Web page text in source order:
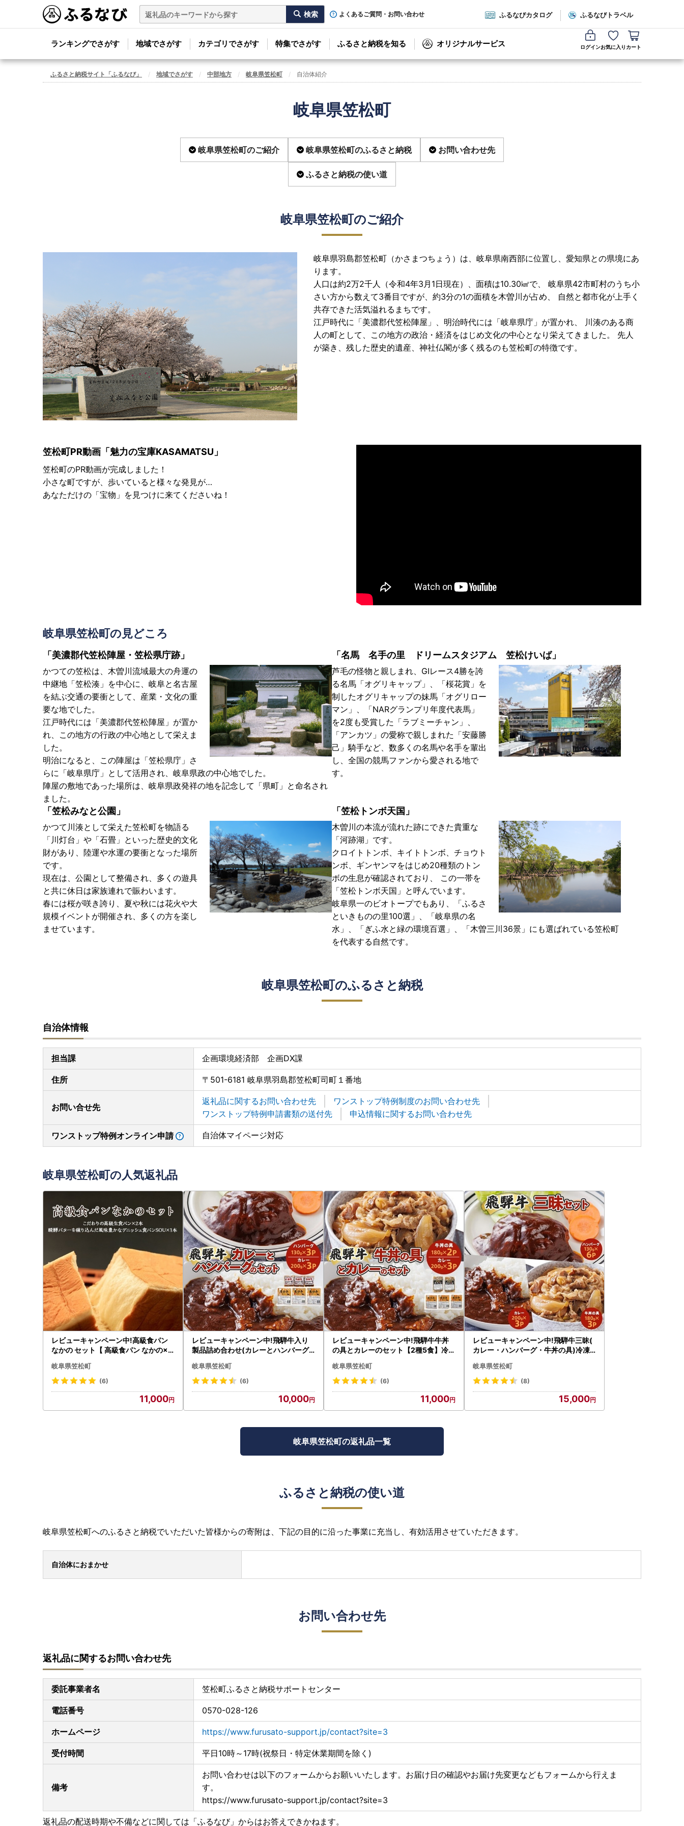
よくあるご質問・お問い合わせ ふるなびカタログ ふるなびトラベル
ランキングでさがす 地域でさがす カテゴリでさがす 特集でさがす ふるさと納税を知る オリジナルサービス ログインお気に入り カート
ふるさと納税サイト「ふるなび」 地域でさがす 中部地方 岐阜県笠松町 自治体紹介
岐阜県笠松町
岐阜県笠松町のご紹介 岐阜県笠松町のふるさと納税 お問い合わせ先
ふるさと納税の使い道
岐阜県笠松町のご紹介
岐阜県羽島郡笠松町（かさまつちょう）は、岐阜県南西部に位置し、愛知県との県境にあ
ります。
人口は約2万2千人（令和4年3月1日現在）、面積は10.30㎢で、 岐阜県42市町村のうち小
さい方から数えて3番目ですが、約3分の1の面積を木曽川が占め、 自然と都市化が上手く
共存できた活気溢れるまちです。
江戸時代に「美濃郡代笠松陣屋」、明治時代には「岐阜県庁」が置かれ、 川湊のある商
人の町として、この地方の政治・経済をはじめ文化の中心となり栄えてきました。 先人
が築き、残した歴史的遺産、神社仏閣が多く残るのも笠松町の特徴です。
笠松町PR動画「魅力の宝庫KASAMATSU」
笠松町のPR動画が完成しました！
小さな町ですが、歩いていると様々な発見が…
あなただけの「宝物」を見つけに来てくださいね！
岐阜県笠松町の見どころ
「美濃郡代笠松陣屋・笠松県庁跡」
かつての笠松は、木曽川流域最大の舟運の
中継地「笠松湊」を中心に、岐阜と名古屋
を結ぶ交通の要衝として、産業・文化の重
要な地でした。
江戸時代には「美濃郡代笠松陣屋」が置か
れ、この地方の行政の中心地として栄えま
した。
明治になると、この陣屋は「笠松県庁」さ
らに「岐阜県庁」として活用され、岐阜県政の中心地でした。
陣屋の敷地であった場所は、岐阜県政発祥の地を記念して「県町」と命名され
ました。
「名馬 名手の里 ドリームスタジアム 笠松けいば」
芦毛の怪物と親しまれ、GIレース4勝を誇
る名馬「オグリキャップ」、「桜花賞」を
制したオグリキャップの妹馬「オグリロー
マン」、「NARグランプリ年度代表馬」
を2度も受賞した「ラブミーチャン」、
「アンカツ」の愛称で親しまれた「安藤勝
己」騎手など、数多くの名馬や名手を輩出
し、全国の競馬ファンから愛される地で
す。
「笠松みなと公園」
かつて川湊として栄えた笠松町を物語る
「川灯台」や「石畳」といった歴史的文化
財があり、陸運や水運の要衝となった場所
です。
現在は、公園として整備され、多くの遊具
と共に休日は家族連れで賑わいます。
春には桜が咲き誇り、夏や秋には花火や大
規模イベントが開催され、多くの方を楽し
ませています。
「笠松トンボ天国」
木曽川の本流が流れた跡にできた貴重な
「河跡湖」です。
クロイトトンボ、キイトトンボ、チョウト
ンボ、ギンヤンマをはじめ20種類のトン
ボの生息が確認されており、 この一帯を
「笠松トンボ天国」と呼んでいます。
岐阜県一のビオトープでもあり、「ふるさ
といきものの里100選」、「岐阜県の名
水」、「ぎふ水と緑の環境百選」、「木曽三川36景」にも選ばれている笠松町
を代表する自然です。
岐阜県笠松町のふるさと納税
自治体情報
担当課 企画環境経済部 企画DX課
住所 〒501-6181 岐阜県羽島郡笠松町司町１番地
お問い合せ先
返礼品に関するお問い合わせ先
ワンストップ特例制度のお問い合わせ先
ワンストップ特例申請書類の送付先
申込情報に関するお問い合わせ先
ワンストップ特例オンライン申請 自治体マイページ対応
岐阜県笠松町の人気返礼品
レビューキャンペーン中!高級食パン
なかの セット【 高級食パン なかの×2
岐阜県笠松町
(6)
11,000
レビューキャンペーン中!飛騨牛入り
製品詰め合わせ(カレーとハンバーグ)
島】【1213291】
岐阜県笠松町
(6)
10,000
レビューキャンペーン中!飛騨牛牛丼
の具とカレーのセット【2種5食】冷凍
域：離島】【1213292】
岐阜県笠松町
(6)
11,000
レビューキャンペーン中!飛騨牛三昧(
カレー・ハンバーグ・牛丼の具)冷凍
：離島】【1213293】
岐阜県笠松町
(8)
15,000
岐阜県笠松町の返礼品一覧
ふるさと納税の使い道
岐阜県笠松町へのふるさと納税でいただいた皆様からの寄附は、下記の目的に沿った事業に充当し、有効活用させていただきます。
自治体におまかせ
お問い合わせ先
返礼品に関するお問い合わせ先
委託事業者名 笠松町ふるさと納税サポートセンター
電話番号 0570-028-126
ホームページ https://www.furusato-support.jp/contact?site=3
受付時間 平日10時～17時(祝祭日・特定休業期間を除く)
備考
お問い合わせは以下のフォームからお願いいたします。お届け日の確認やお届け先変更などもフォームから行えま
す。
https://www.furusato-support.jp/contact?site=3
返礼品の配送時期や不備などに関しては「ふるなび」からはお答えできかねます。